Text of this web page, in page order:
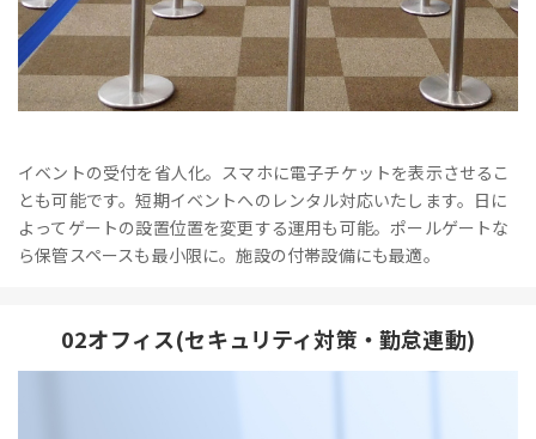
イベントの受付を省人化。スマホに電子チケットを表示させるこ
とも可能です。短期イベントへのレンタル対応いたします。日に
よってゲートの設置位置を変更する運用も可能。ポールゲートな
ら保管スペースも最小限に。施設の付帯設備にも最適。
02オフィス(セキュリティ対策・勤怠連動)